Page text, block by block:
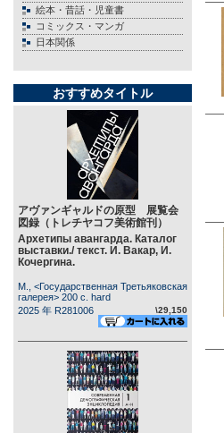
絵本・昔話・児童書
コミックス・マンガ
日本関係
おすすめタイトル
アヴァンギャルドの原型 展覧会
図録（トレチヤコフ美術館刊）
Архетипы авангарда. Каталог
выставки./ текст. И. Вакар, И.
Кочергина.
М., <Государственная Третьяковская
галерея> 200 c. hard
2025 年 R281006
\29,150